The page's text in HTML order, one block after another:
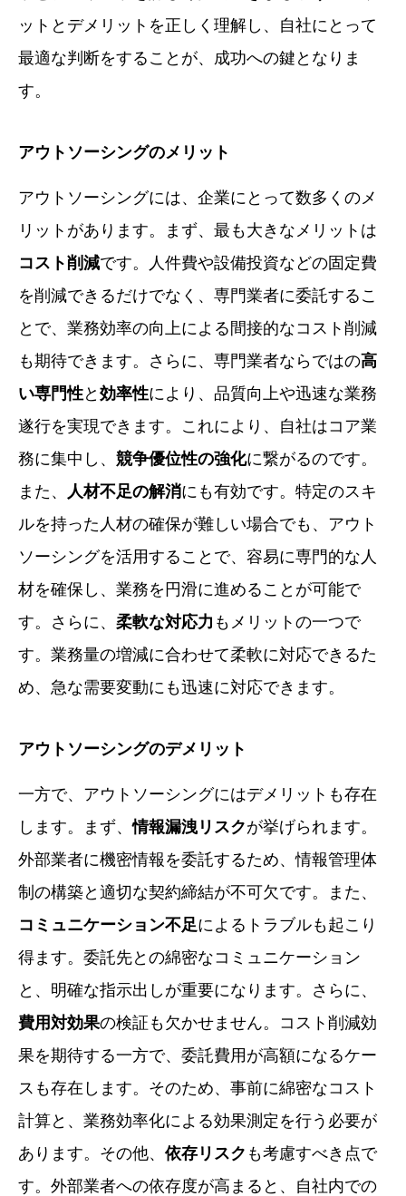
ットとデメリットを正しく理解し、自社にとって
最適な判断をすることが、成功への鍵となりま
す。
アウトソーシングのメリット
アウトソーシングには、企業にとって数多くのメ
リットがあります。まず、最も大きなメリットは
コスト削減です。人件費や設備投資などの固定費
を削減できるだけでなく、専門業者に委託するこ
とで、業務効率の向上による間接的なコスト削減
も期待できます。さらに、専門業者ならではの高
い専門性と 効率性により、品質向上や迅速な業務
遂行を実現できます。これにより、自社はコア業
務に集中し、 競争優位性の強化に繋がるのです。
また、
人材不足の解消にも有効です。特定のスキ
ルを持った人材の確保が難しい場合でも、アウト
ソーシングを活用することで、容易に専門的な人
材を確保し、業務を円滑に進めることが可能で
す。さらに、 柔軟な対応力 もメリットの一つで
す。業務量の増減に合わせて柔軟に対応できるた
め、急な需要変動にも迅速に対応できます。
アウトソーシングのデメリット
一方で、アウトソーシングにはデメリットも存在
します。まず、情報漏洩リスクが挙げられます。
外部業者に機密情報を委託するため、情報管理体
制の構築と適切な契約締結が不可欠です。また、
コミュニケーション不足によるトラブルも起こり
得ます。委託先との綿密なコミュニケーション
と、明確な指示出しが重要になります。さらに、
費用対効果の検証も欠かせません。コスト削減効
果を期待する一方で、委託費用が高額になるケー
スも存在します。そのため、事前に綿密なコスト
計算と、業務効率化による効果測定を行う必要が
あります。その他、 依存リスク も考慮すべき点で
す。外部業者への依存度が高まると、自社内での